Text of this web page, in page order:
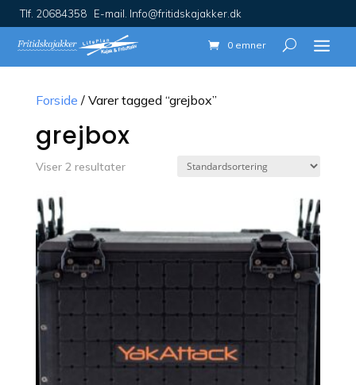
Tlf. 20684358 E-mail. Info@fritidskajakker.dk
0 emner
Forside / Varer tagged “grejbox”
grejbox
Viser 2 resultater